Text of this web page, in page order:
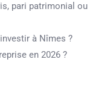
pari patrimonial ou
à Nîmes ?
en 2026 ?